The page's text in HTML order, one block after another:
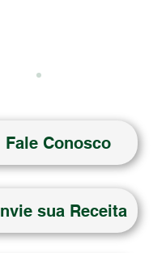
manipulados para
funciona e quando é
Fale Conosco
sua Receita